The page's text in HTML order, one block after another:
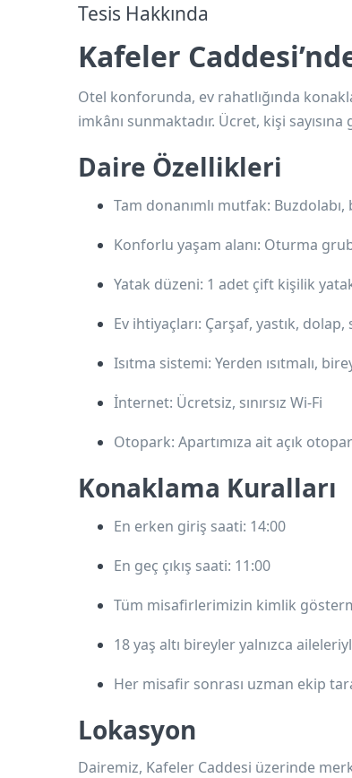
Tesis Hakkında
Kafeler
Otel konforunda, ev rahatlığında
imkânı sunmaktadır. Ücret, kişi
Daire Özellikleri
Tam donanımlı mutfak: Buzdolabı,
Konforlu yaşam alanı: Oturma
Yatak düzeni: 1 adet çift kişilik
Ev ihtiyaçları: Çarşaf, yastık,
Isıtma sistemi: Yerden ısıtmalı,
İnternet: Ücretsiz, sınırsız Wi-Fi
Otopark: Apartımıza ait açık
Konaklama Kuralları
En erken giriş saati: 14:00
En geç çıkış saati: 11:00
Tüm misafirlerimizin kimlik
18 yaş altı bireyler yalnızca
Her misafir sonrası uzman ekip
Lokasyon
Dairemiz, Kafeler Caddesi üzerinde